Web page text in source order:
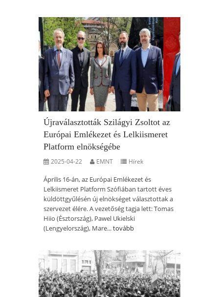
Újraválasztották Szilágyi Zsoltot az
Európai Emlékezet és Lelkiismeret
Platform elnökségébe
2025-04-22 EMNT Hírek
Április 16-án, az Európai Emlékezet és
Lelkiismeret Platform Szófiában tartott éves
küldöttgyűlésén új elnökséget választottak a
szervezet élére. A vezetőség tagja lett: Tomas
Hiio (Észtország), Pawel Ukielski
(Lengyelország), Mare...tovább